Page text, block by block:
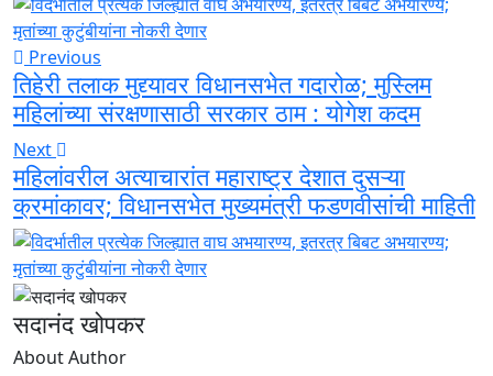
Previous
तिहेरी तलाक मुद्द्यावर विधानसभेत गदारोळ; मुस्लिम
महिलांच्या संरक्षणासाठी सरकार ठाम : योगेश कदम
Next
महिलांवरील अत्याचारांत महाराष्ट्र देशात दुसऱ्या
क्रमांकावर; विधानसभेत मुख्यमंत्री फडणवीसांची माहिती
सदानंद खोपकर
About Author